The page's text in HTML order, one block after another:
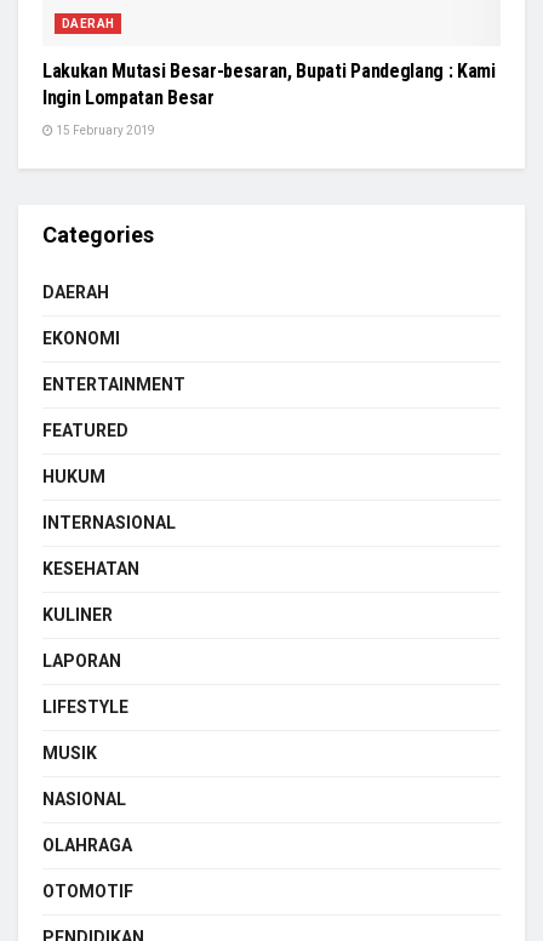
DAERAH
Lakukan Mutasi Besar-besaran, Bupati Pandeglang : Kami
Ingin Lompatan Besar
15 February 2019
Categories
DAERAH
EKONOMI
ENTERTAINMENT
FEATURED
HUKUM
INTERNASIONAL
KESEHATAN
KULINER
LAPORAN
LIFESTYLE
MUSIK
NASIONAL
OLAHRAGA
OTOMOTIF